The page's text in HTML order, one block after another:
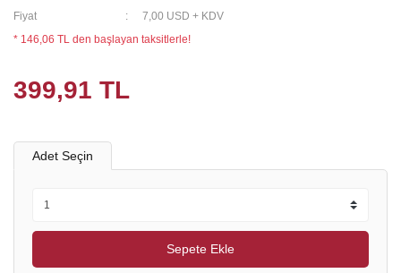
Fiyat
7,00 USD + KDV
* 146,06 TL den başlayan taksitlerle!
399,91 TL
Adet Seçin
Sepete Ekle